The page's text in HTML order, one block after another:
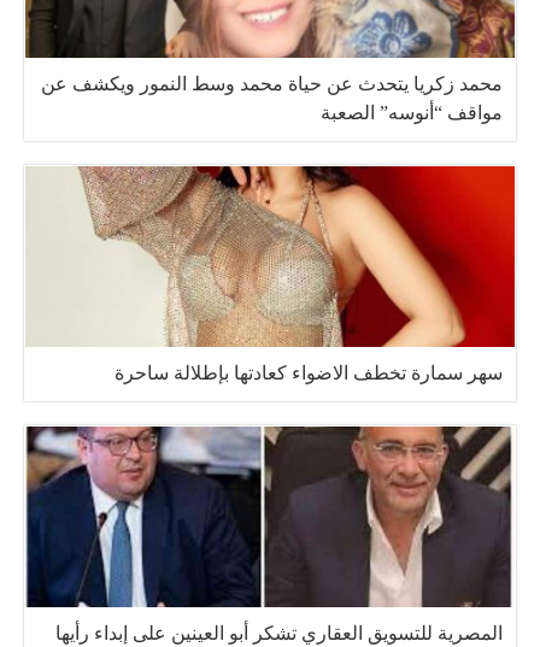
محمد زكريا يتحدث عن حياة محمد وسط النمور ويكشف عن
مواقف “أنوسه” الصعبة
سهر سمارة تخطف الاضواء كعادتها بإطلالة ساحرة
المصرية للتسويق العقاري تشكر أبو العينين على إبداء رأيها